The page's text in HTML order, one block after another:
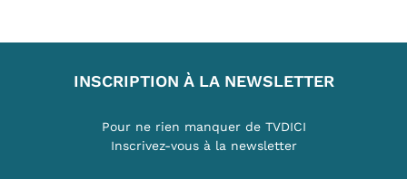
INSCRIPTION À LA NEWSLETTER
Pour ne rien manquer de TVDICI
Inscrivez-vous à la newsletter